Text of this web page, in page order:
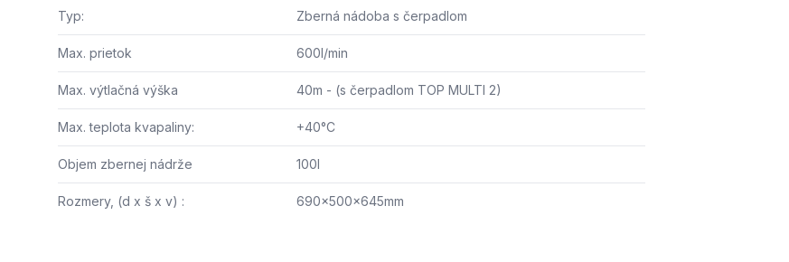
Typ: Zberná nádoba s čerpadlom
Max. prietok 600l/min
Max. výtlačná výška 40m - (s čerpadlom TOP MULTI 2)
Max. teplota kvapaliny: +40°C
Objem zbernej nádrže 100l
Rozmery, (d x š x v) : 690x500x645mm